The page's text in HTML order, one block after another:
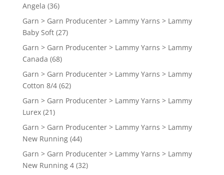
Angela (36)
Garn > Garn Producenter > Lammy Yarns > Lammy
Baby Soft (27)
Garn > Garn Producenter > Lammy Yarns > Lammy
Canada (68)
Garn > Garn Producenter > Lammy Yarns > Lammy
Cotton 8/4 (62)
Garn > Garn Producenter > Lammy Yarns > Lammy
Lurex (21)
Garn > Garn Producenter > Lammy Yarns > Lammy
New Running (44)
Garn > Garn Producenter > Lammy Yarns > Lammy
New Running 4 (32)